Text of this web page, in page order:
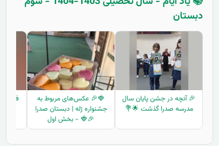
دبستان
🎉 آنچه در جشن پایان سال
مدرسه صدرا گذشت 🌟💐
🍓🎉 عکس‌های مربوط به
جشنواره ژله | دبستان صدرا
🎉🍓 - بخش اول